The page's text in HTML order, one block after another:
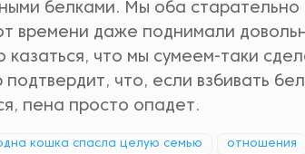
белками. Мы оба старательно
времени даже поднимали
что мы сумеем-таки
что, если взбивать
пена просто опадет.
кошка спасла целую семью отношения